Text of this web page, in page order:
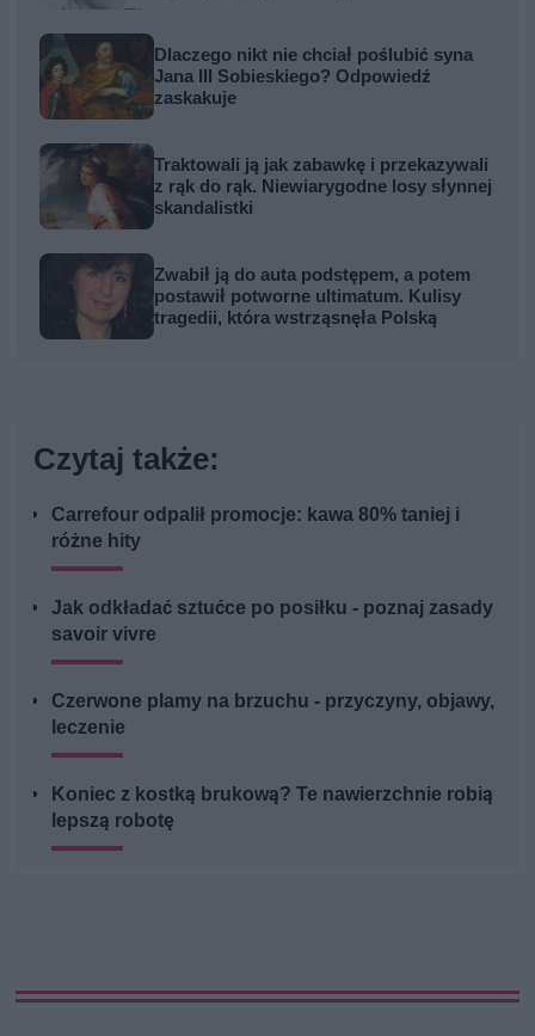
Dlaczego nikt nie chciał poślubić syna
Jana III Sobieskiego? Odpowiedź
zaskakuje
Traktowali ją jak zabawkę i przekazywali
z rąk do rąk. Niewiarygodne losy słynnej
skandalistki
Zwabił ją do auta podstępem, a potem
postawił potworne ultimatum. Kulisy
tragedii, która wstrząsnęła Polską
Czytaj także:
Carrefour odpalił promocje: kawa 80% taniej i
różne hity
Jak odkładać sztućce po posiłku - poznaj zasady
savoir vivre
Czerwone plamy na brzuchu - przyczyny, objawy,
leczenie
Koniec z kostką brukową? Te nawierzchnie robią
lepszą robotę